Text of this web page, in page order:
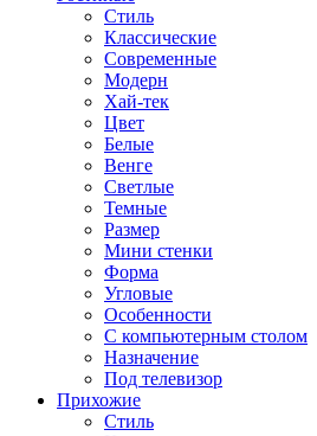
Стиль
Классические
Современные
Модерн
Хай-тек
Цвет
Белые
Венге
Светлые
Темные
Размер
Мини стенки
Форма
Угловые
Особенности
С компьютерным столом
Назначение
Под телевизор
Прихожие
Стиль